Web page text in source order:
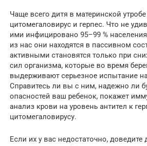
Чаще всего дитя в материнской
цитомегаловирус и герпес. Что не
ими инфицировано 95–99 %
из нас они находятся в пассивном
активными становятся только при
сил организма, которые во время
выдерживают серьезное испытание
Справитесь ли вы с ним, надежно ли
опасностей ваш ребенок, покажет
анализ крови на уровень антител к
цитомегаловирусу.
Если их у вас недостаточно, доведите